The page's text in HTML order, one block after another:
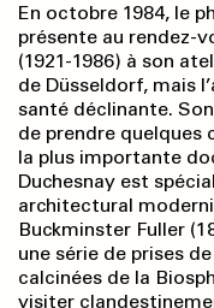
En octobre 1984, le
présente au rendez-
(1921-1986) à son
de Düsseldorf, mais
santé déclinante.
de prendre quelques
la plus importante
Duchesnay est
architectural
Buckminster Fuller
une série de prises
calcinées de la
visiter